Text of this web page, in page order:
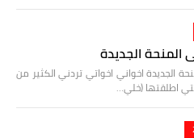
المنحة الجديدة
الجديدة اخواني اخواتي تردني الكثير من
اطلقتها (خلي…